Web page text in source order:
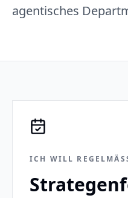
agentisches
ICH WILL